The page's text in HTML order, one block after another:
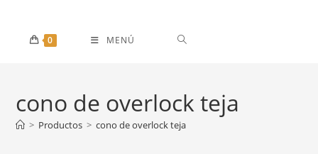
0 MENÚ
cono de overlock teja
> Productos > cono de overlock teja